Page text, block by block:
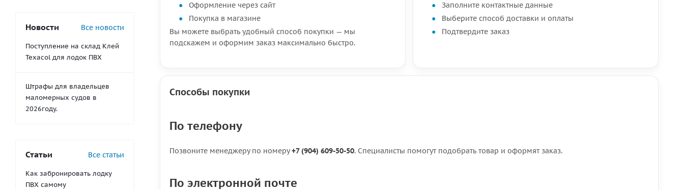
Оформление через сайт
Покупка в магазине
Вы можете выбрать удобный способ покупки — мы
подскажем и оформим заказ максимально быстро.
Заполните контактные данные
Выберите способ доставки и оплаты
Подтвердите заказ
Способы покупки
По телефону
Позвоните менеджеру по номеру+7 (904) 609-50-50. Специалисты помогут подобрать товар и оформят заказ.
По электронной почте
Новости Все новости
Поступление на склад Клей
Texacol для лодок ПВХ
Штрафы для владельцев
маломерных судов в
2026году.
Статьи Все статьи
Как забронировать лодку
ПВХ самому